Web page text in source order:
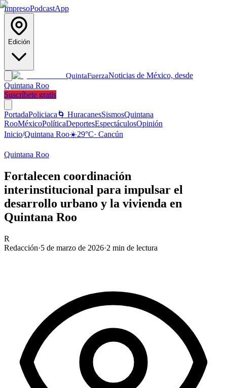
ImpresoPodcastApp
Edición
QuintaFuerzaNoticias de México, desde
Quintana Roo
Suscríbete gratis
PortadaPoliciaca 🌀 HuracanesSismosQuintana
RooMéxicoPolíticaDeportesEspectáculosOpinión
Inicio/Quintana Roo☀️29°C· Cancún
Quintana Roo
Fortalecen coordinación
interinstitucional para impulsar el
desarrollo urbano y la vivienda en
Quintana Roo
R
Redacción·5 de marzo de 2026·2 min de lectura